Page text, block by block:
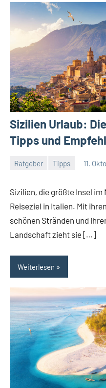
Sizilien Urlaub:
Tipps und
Ratgeber Tipps 11.
Sizilien, die größte Insel
Reiseziel in Italien. Mit
schönen Stränden und
Landschaft zieht sie […]
Weiterlesen